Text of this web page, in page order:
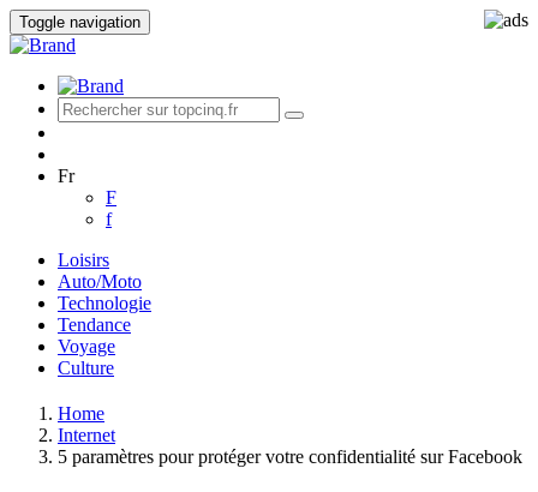
Toggle navigation
Fr
F
f
Loisirs
Auto/Moto
Technologie
Tendance
Voyage
Culture
Home
Internet
5 paramètres pour protéger votre confidentialité sur Facebook